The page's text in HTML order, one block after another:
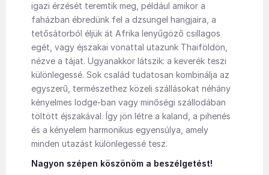
igazi érzését teremtik meg, például amikor a
faházban ébredünk fel a dzsungel hangjaira, a
tetősátorból éljük át Afrika lenyűgöző csillagos
egét, vagy éjszakai vonattal utazunk Thaiföldön,
nézve a tájat. Ugyanakkor látszik: a keverék teszi
különlegessé. Sok család tudatosan kombinálja az
egyszerű, természethez közeli szállásokat néhány
kényelmes lodge-ban vagy minőségi szállodában
töltött éjszakával. Így jön létre a kaland, a pihenés
és a kényelem harmonikus egyensúlya, amely
minden utazást különlegessé tesz.
Nagyon szépen köszönöm a beszélgetést!